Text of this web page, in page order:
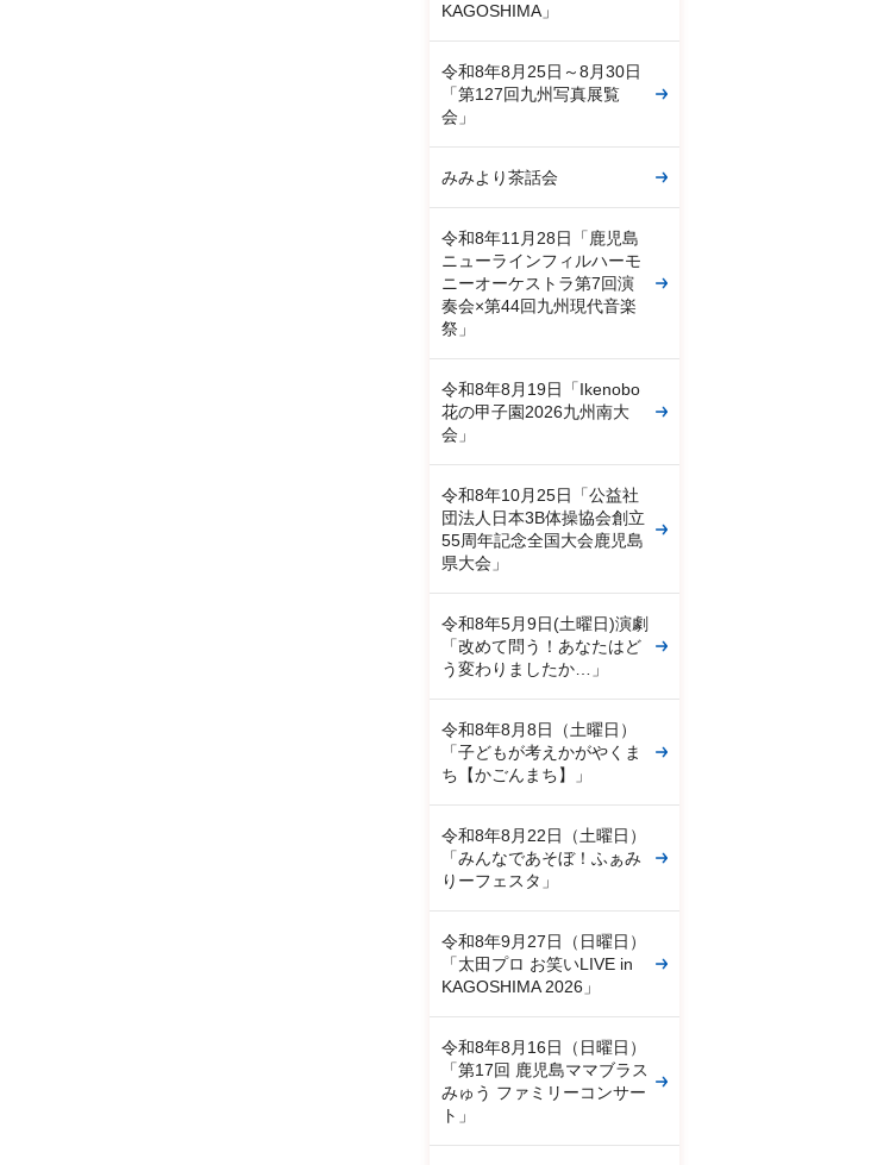
KAGOSHIMA」
令和8年8月25日～8月30日
「第127回九州写真展覧
会」
みみより茶話会
令和8年11月28日「鹿児島
ニューラインフィルハーモ
ニーオーケストラ第7回演
奏会×第44回九州現代音楽
祭」
令和8年8月19日「Ikenobo
花の甲子園2026九州南大
会」
令和8年10月25日「公益社
団法人日本3B体操協会創立
55周年記念全国大会鹿児島
県大会」
令和8年5月9日(土曜日)演劇
「改めて問う！あなたはど
う変わりましたか…」
令和8年8月8日（土曜日）
「子どもが考えかがやくま
ち【かごんまち】」
令和8年8月22日（土曜日）
「みんなであそぼ！ふぁみ
りーフェスタ」
令和8年9月27日（日曜日）
「太田プロ お笑いLIVE in
KAGOSHIMA 2026」
令和8年8月16日（日曜日）
「第17回 鹿児島ママブラス
みゅう ファミリーコンサー
ト」